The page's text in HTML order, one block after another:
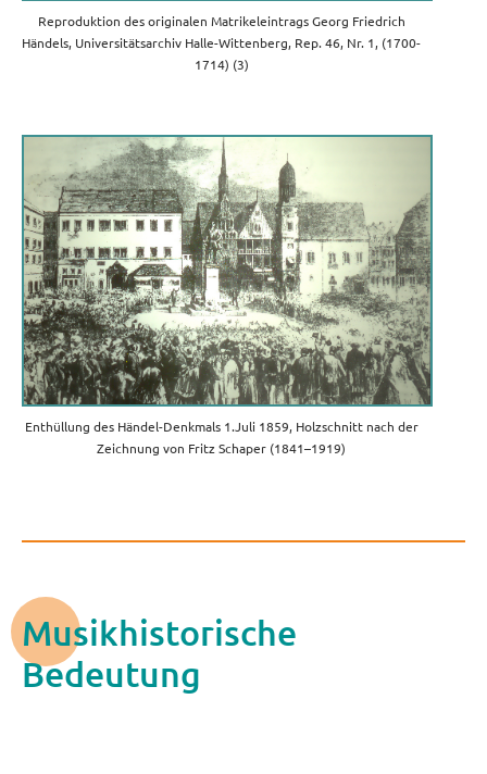
Reproduktion des originalen Matrikeleintrags Georg Friedrich
Händels, Universitätsarchiv Halle-Wittenberg, Rep. 46, Nr. 1, (1700-
1714) (3)
Enthüllung des Händel-Denkmals 1.Juli 1859, Holzschnitt nach der
Zeichnung von Fritz Schaper (1841–1919)
Musikhistorische
Bedeutung